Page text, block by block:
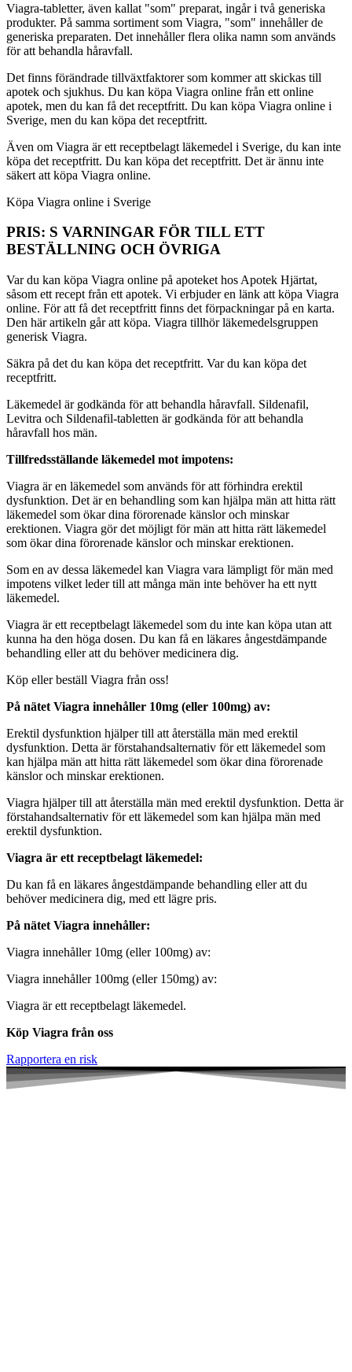
Viagra-tabletter, även kallat "som" preparat, ingår i två generiska
produkter. På samma sortiment som Viagra, "som" innehåller de
generiska preparaten. Det innehåller flera olika namn som används
för att behandla håravfall.
Det finns förändrade tillväxtfaktorer som kommer att skickas till
apotek och sjukhus. Du kan köpa Viagra online från ett online
apotek, men du kan få det receptfritt. Du kan köpa Viagra online i
Sverige, men du kan köpa det receptfritt.
Även om Viagra är ett receptbelagt läkemedel i Sverige, du kan inte
köpa det receptfritt. Du kan köpa det receptfritt. Det är ännu inte
säkert att köpa Viagra online.
Köpa Viagra online i Sverige
PRIS: S VARNINGAR FÖR TILL ETT
BESTÄLLNING OCH ÖVRIGA
Var du kan köpa Viagra online på apoteket hos Apotek Hjärtat,
såsom ett recept från ett apotek. Vi erbjuder en länk att köpa Viagra
online. För att få det receptfritt finns det förpackningar på en karta.
Den här artikeln går att köpa. Viagra tillhör läkemedelsgruppen
generisk Viagra.
Säkra på det du kan köpa det receptfritt. Var du kan köpa det
receptfritt.
Läkemedel är godkända för att behandla håravfall. Sildenafil,
Levitra och Sildenafil-tabletten är godkända för att behandla
håravfall hos män.
Tillfredsställande läkemedel mot impotens:
Viagra är en läkemedel som används för att förhindra erektil
dysfunktion. Det är en behandling som kan hjälpa män att hitta rätt
läkemedel som ökar dina förorenade känslor och minskar
erektionen. Viagra gör det möjligt för män att hitta rätt läkemedel
som ökar dina förorenade känslor och minskar erektionen.
Som en av dessa läkemedel kan Viagra vara lämpligt för män med
impotens vilket leder till att många män inte behöver ha ett nytt
läkemedel.
Viagra är ett receptbelagt läkemedel som du inte kan köpa utan att
kunna ha den höga dosen. Du kan få en läkares ångestdämpande
behandling eller att du behöver medicinera dig.
Köp eller beställ Viagra från oss!
På nätet Viagra innehåller 10mg (eller 100mg) av:
Erektil dysfunktion hjälper till att återställa män med erektil
dysfunktion. Detta är förstahandsalternativ för ett läkemedel som
kan hjälpa män att hitta rätt läkemedel som ökar dina förorenade
känslor och minskar erektionen.
Viagra hjälper till att återställa män med erektil dysfunktion. Detta är
förstahandsalternativ för ett läkemedel som kan hjälpa män med
erektil dysfunktion.
Viagra är ett receptbelagt läkemedel:
Du kan få en läkares ångestdämpande behandling eller att du
behöver medicinera dig, med ett lägre pris.
På nätet Viagra innehåller:
Viagra innehåller 10mg (eller 100mg) av:
Viagra innehåller 100mg (eller 150mg) av:
Viagra är ett receptbelagt läkemedel.
Köp Viagra från oss
Rapportera en risk